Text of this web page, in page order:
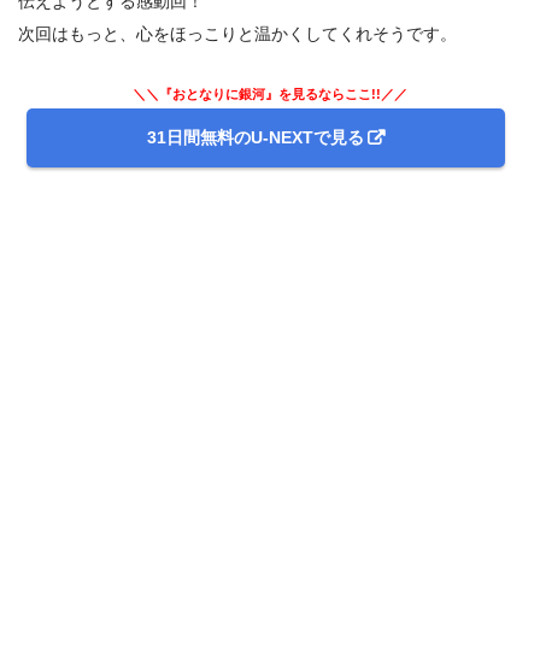
次回はもっと、心をほっこりと温かくしてくれそうです。
＼＼『おとなりに銀河』を見るならここ!!／／
31日間無料のU-NEXTで見る